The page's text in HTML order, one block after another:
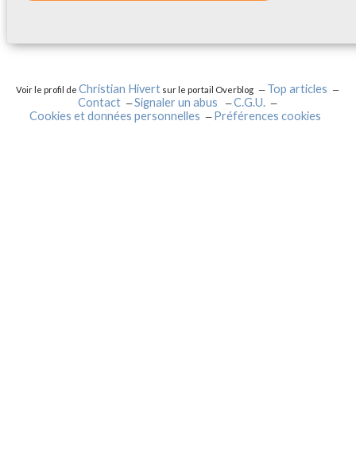
Voir le profil deChristian Hivert sur le portail Overblog
Top articles
Contact
Signaler un abus
C.G.U.
Cookies et données personnelles
Préférences cookies